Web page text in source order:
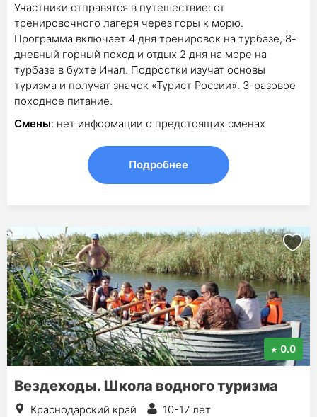
Участники отправятся в путешествие: от
тренировочного лагеря через горы к морю.
Программа включает 4 дня тренировок на турбазе, 8-
дневный горный поход и отдых 2 дня на море на
турбазе в бухте Инал. Подростки изучат основы
туризма и получат значок «Турист России». 3-разовое
походное питание.
Смены: нет информации о предстоящих сменах
Подробнее
0.0
Вездеходы. Школа водного туризма
Краснодарский край
10-17 лет